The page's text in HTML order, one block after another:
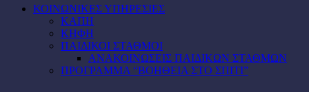
ΚΟΙΝΩΝΙΚΕΣ ΥΠΗΡΕΣΙΕΣ
ΚΑΠΗ
ΚΗΦΗ
ΠΑΙΔΙΚΟΙ ΣΤΑΘΜΟΙ
ΑΝΑΚΟΙΝΩΣΕΙΣ ΠΑΙΔΙΚΩΝ ΣΤΑΘΜΩΝ
ΠΡΟΓΡΑΜΜΑ “ΒΟΗΘΕΙΑ ΣΤΟ ΣΠΙΤΙ”